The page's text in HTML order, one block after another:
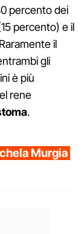
percento dei
percento) e il
il
gli
è più
rene
.
Murgia